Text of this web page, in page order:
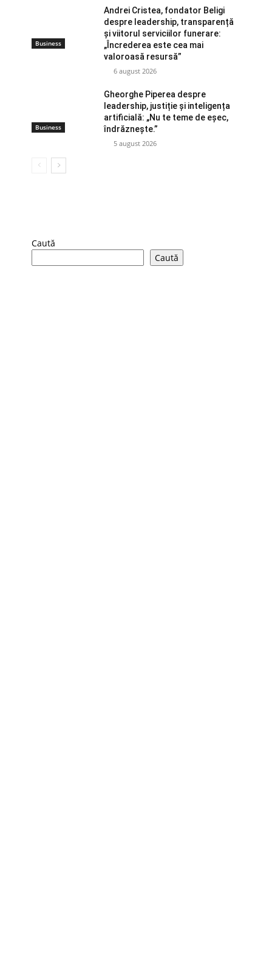
Business
Andrei Cristea, fondator Beligi
despre leadership, transparență
și viitorul serviciilor funerare:
„Încrederea este cea mai
valoroasă resursă”
6 august 2026
Business
Gheorghe Piperea despre
leadership, justiție și inteligența
artificială: „Nu te teme de eșec,
îndrăznește.”
5 august 2026
Caută
Caută